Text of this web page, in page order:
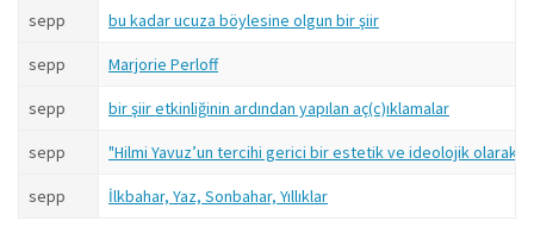
sepp bu kadar ucuza böylesine olgun bir şiir
sepp Marjorie Perloff
sepp bir şiir etkinliğinin ardından yapılan aç(c)ıklamalar
sepp "Hilmi Yavuz’un tercihi gerici bir estetik ve ideolojik olarak
sepp İlkbahar, Yaz, Sonbahar, Yıllıklar